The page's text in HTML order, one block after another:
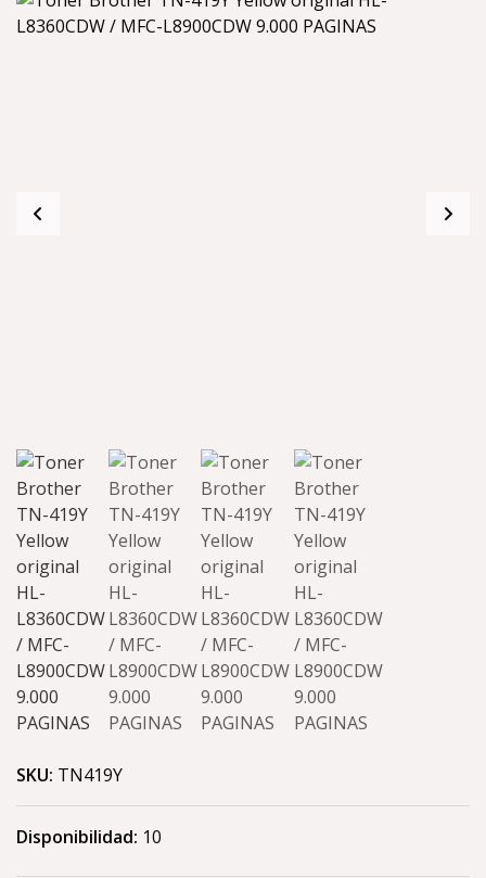
SKU: TN419Y
Disponibilidad: 10